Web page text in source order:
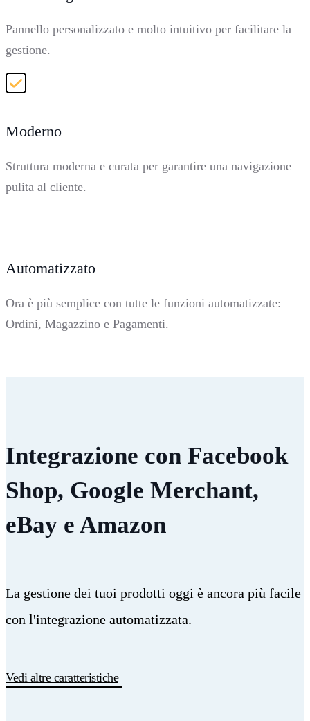
Pannello personalizzato e molto intuitivo per facilitare la
gestione.
Moderno
Struttura moderna e curata per garantire una navigazione
pulita al cliente.
Automatizzato
Ora è più semplice con tutte le funzioni automatizzate:
Ordini, Magazzino e Pagamenti.
Integrazione con Facebook
Shop, Google Merchant,
eBay e Amazon
La gestione dei tuoi prodotti oggi è ancora più facile
con l'integrazione automatizzata.
Vedi altre caratteristiche